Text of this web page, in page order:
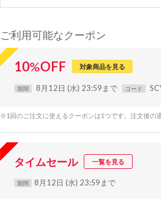
ご利用可能なクーポン
10%OFF 対象商品を見る
期間 8月12日 (水) 23:59まで コード
※1回のご注文に使えるクーポンは1つです。注文後の
タイムセール 一覧を見る
期間 8月12日 (水) 23:59まで